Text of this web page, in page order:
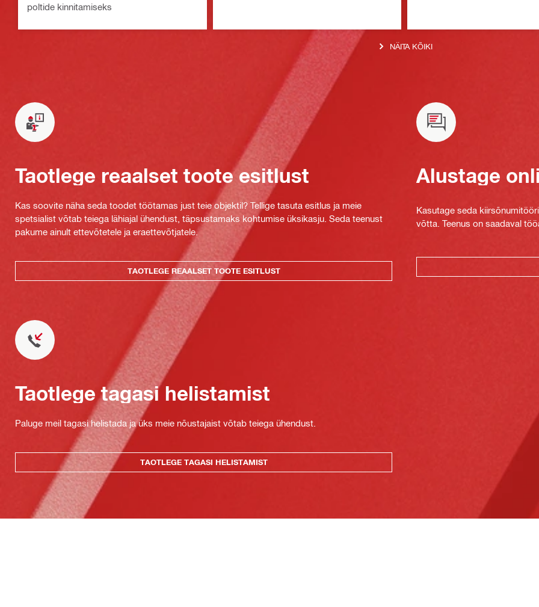
poltide kinnitamiseks
NÄITA KÕIKI
Taotlege reaalset toote esitlust
Kas soovite näha seda toodet töötamas just teie objektil? Tellige tasuta esitlus ja meie
spetsialist võtab teiega lähiajal ühendust, täpsustamaks kohtumise üksikasju. Seda teenust
pakume ainult ettevõtetele ja eraettevõtjatele.
TAOTLEGE REAALSET TOOTE ESITLUST
Alustage
Kasutage seda
võtta. Teenus on saadaval
Taotlege tagasi helistamist
Paluge meil tagasi helistada ja üks meie nõustajaist võtab teiega ühendust.
TAOTLEGE TAGASI HELISTAMIST